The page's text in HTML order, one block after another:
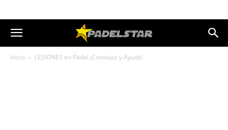
Inicio LESIONES en Pádel ¡Consejos y Ayuda!